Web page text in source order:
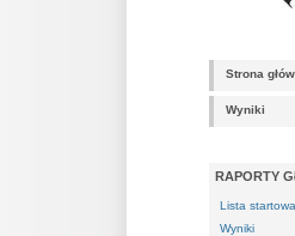
Strona
Wyniki
RAPORTY
Lista startowa
Wyniki